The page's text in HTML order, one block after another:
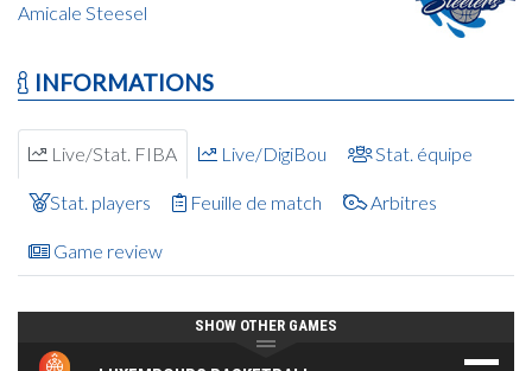
Amicale Steesel
INFORMATIONS
Live/Stat. FIBA Live/DigiBou Stat. équipe
Stat. players Feuille de match Arbitres
Game review